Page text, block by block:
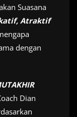
Suasana
Atraktif
dengan
Dian